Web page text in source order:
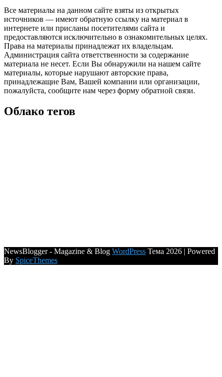
Все материалы на данном сайте взяты из открытых
источников — имеют обратную ссылку на материал в
интернете или присланы посетителями сайта и
предоставляются исключительно в ознакомительных целях.
Права на материалы принадлежат их владельцам.
Администрация сайта ответственности за содержание
материала не несет. Если Вы обнаружили на нашем сайте
материалы, которые нарушают авторские права,
принадлежащие Вам, Вашей компании или организации,
пожалуйста, сообщите нам через форму обратной связи.
Облако тегов
NewsBlogger - Magazine & Blog WordPress Тема 2026 | Powered
By SpiceThemes